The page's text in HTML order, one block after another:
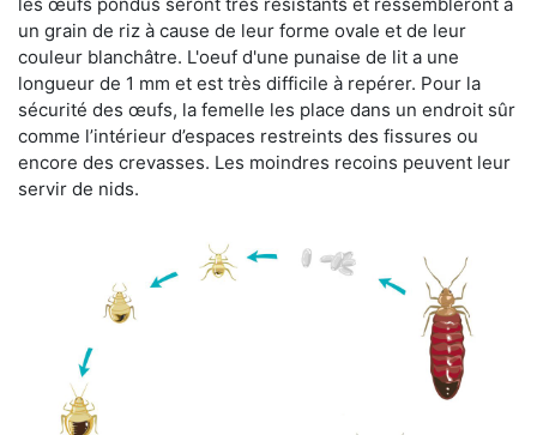
un grain de riz à cause de leur forme ovale et de leur
couleur blanchâtre. L'oeuf d'une punaise de lit a une
longueur de 1 mm et est très difficile à repérer. Pour la
sécurité des œufs, la femelle les place dans un endroit sûr
comme l’intérieur d’espaces restreints des fissures ou
encore des crevasses. Les moindres recoins peuvent leur
servir de nids.